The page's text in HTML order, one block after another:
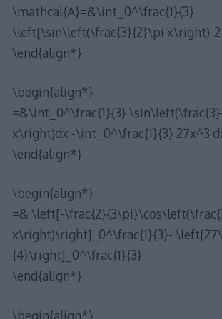
\mathcal{A}=&\int_0^\frac{1}{3}
\left[\sin\left(\frac{3}{2}\pi x\right)-
\end{align*}
\begin{align*}
=&\int_0^\frac{1}{3}
x\right)dx -\int_0^\frac{1}{3} 27x^3
\end{align*}
\begin{align*}
=& \left[-
x\right)\right]_0^\frac{1}{3}-
{4}\right]_0^\frac{1}{3}
\end{align*}
\begin{align*}